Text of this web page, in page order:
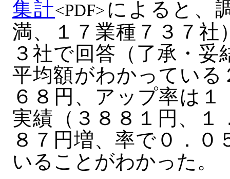
集計<PDF> によると、
満、１７業種７３７社
３社で回答（了承・
平均額がわかっている
６８円、アップ率は
実績（３８８１円、１
８７円増、率で０．
いることがわかった。